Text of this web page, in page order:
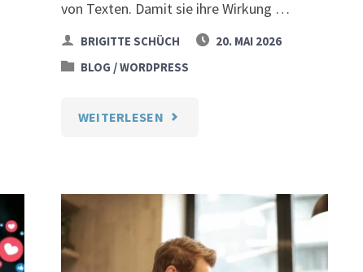
von Texten. Damit sie ihre Wirkung …
BRIGITTE SCHÜCH
20. MAI 2026
BLOG /WORDPRESS
WEITERLESEN "BILDER
EINBINDEN"